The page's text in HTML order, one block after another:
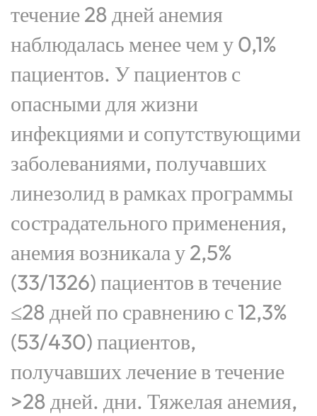
течение 28 дней анемия
наблюдалась менее чем у 0,1%
пациентов. У пациентов с
опасными для жизни
инфекциями и сопутствующими
заболеваниями, получавших
линезолид в рамках программы
сострадательного применения,
анемия возникала у 2,5%
(33/1326) пациентов в течение
≤28 дней по сравнению с 12,3%
(53/430) пациентов,
получавших лечение в течение
>28 дней. дни. Тяжелая анемия,